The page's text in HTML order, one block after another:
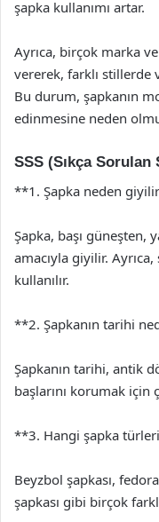
şapka kullanımı artar.
Ayrıca, birçok marka
vererek, farklı stillerde
Bu durum, şapkanın
edinmesine neden
SSS (Sıkça Sorulan
**1. Şapka neden
Şapka, başı
amacıyla giyilir.
kullanılır.
**2. Şapkanın tarihi
Şapkanın tarihi, antik
başlarını korumak için
**3. Hangi şapka
Beyzbol şapkası,
şapkası gibi birçok